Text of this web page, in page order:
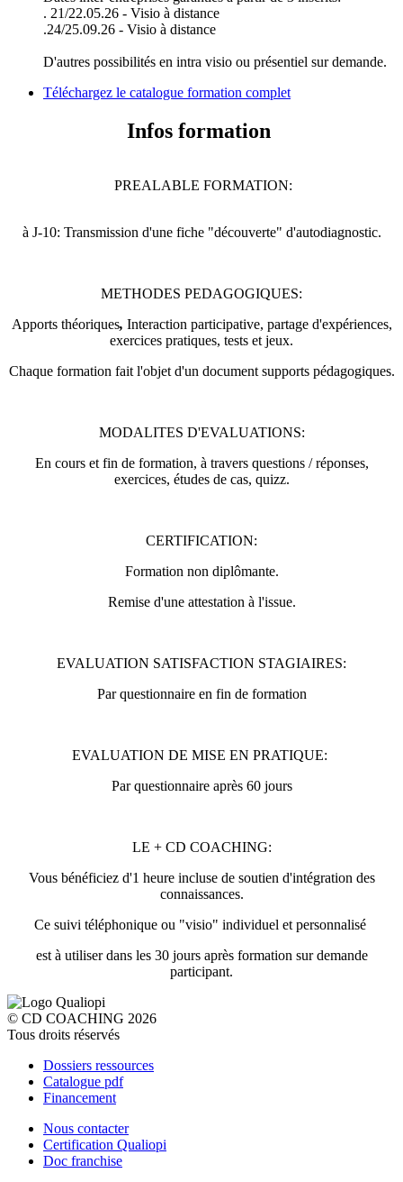
. 21/22.05.26 - Visio à distance
.24/25.09.26 - Visio à distance
D'autres possibilités en intra visio ou présentiel sur demande.
Téléchargez le catalogue formation complet
Infos formation
PREALABLE FORMATION:
à J-10: Transmission d'une fiche "découverte" d'autodiagnostic.
METHODES PEDAGOGIQUES:
Apports théoriques, Interaction participative, partage d'expériences,
exercices pratiques, tests et jeux.
Chaque formation fait l'objet d'un document supports pédagogiques.
MODALITES D'EVALUATIONS:
En cours et fin de formation, à travers questions / réponses,
exercices, études de cas, quizz.
CERTIFICATION:
Formation non diplômante.
Remise d'une attestation à l'issue.
EVALUATION SATISFACTION STAGIAIRES:
Par questionnaire en fin de formation
EVALUATION DE MISE EN PRATIQUE:
Par questionnaire après 60 jours
LE + CD COACHING:
Vous bénéficiez d'1 heure incluse de soutien d'intégration des
connaissances.
Ce suivi téléphonique ou "visio" individuel et personnalisé
est à utiliser dans les 30 jours après formation sur demande
participant.
© CD COACHING 2026
Tous droits réservés
Dossiers ressources
Catalogue pdf
Financement
Nous contacter
Certification Qualiopi
Doc franchise